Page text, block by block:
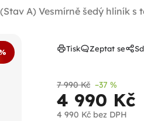
A) Vesmírně šedý hliník
7 990 Kč –37 %
4 990 Kč
4 990 Kč bez DPH
Tisk Zeptat se